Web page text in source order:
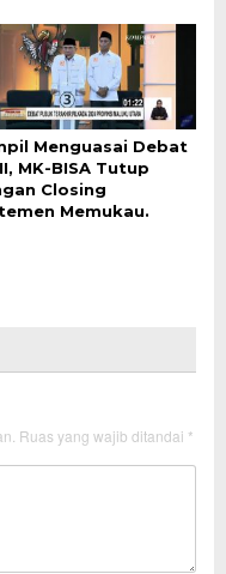
Menguasai Debat
MK-BISA Tutup
Closing
Memukau.
Ruas yang wajib ditandai *